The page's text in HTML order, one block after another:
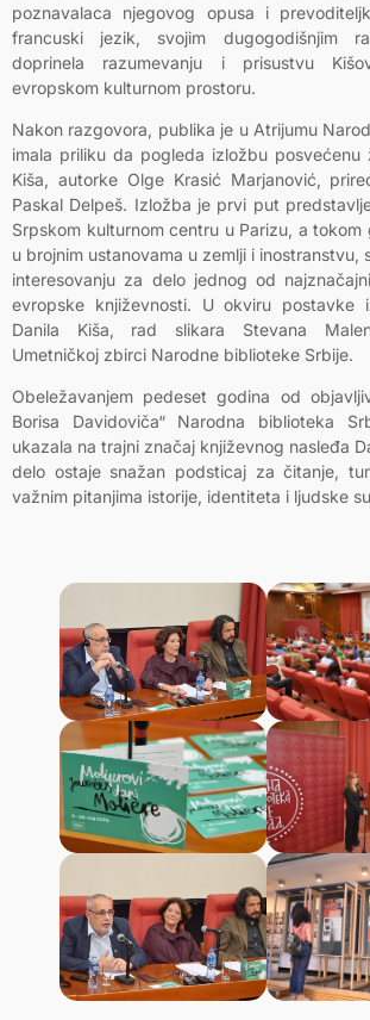
poznavalaca njegovog opusa i
francuski jezik, svojim dugogodišnjim
doprinela razumevanju i prisustvu
evropskom kulturnom prostoru.
Nakon razgovora, publika je u Atrijumu
imala priliku da pogleda izložbu posvećenu
Kiša, autorke Olge Krasić Marjanović,
Paskal Delpeš. Izložba je prvi put
Srpskom kulturnom centru u Parizu, a
u brojnim ustanovama u zemlji i inostranstvu,
interesovanju za delo jednog od
evropske književnosti. U okviru postavke
Danila Kiša, rad slikara Stevana
Umetničkoj zbirci Narodne biblioteke Srbije.
Obeležavanjem pedeset godina od
Borisa Davidoviča“ Narodna biblioteka
ukazala na trajni značaj književnog nasleđa
delo ostaje snažan podsticaj za čitanje,
važnim pitanjima istorije, identiteta i ljudske